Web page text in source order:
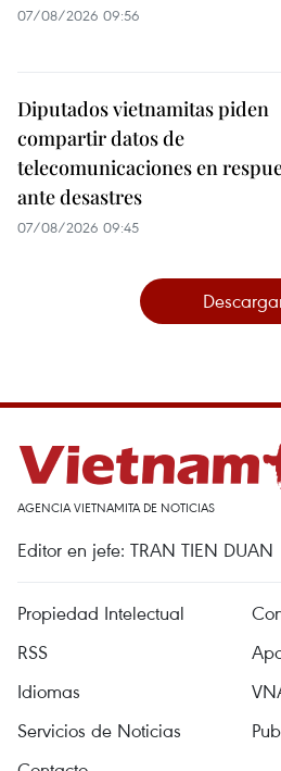
07/08/2026 09:56
Diputados vietnamitas piden
compartir datos de
telecomunicaciones en
ante desastres
07/08/2026 09:45
AGENCIA VIETNAMITA DE NOTICIAS
Editor en jefe: TRAN TIEN DUAN
Propiedad Intelectual
RSS
Idiomas
Servicios de Noticias